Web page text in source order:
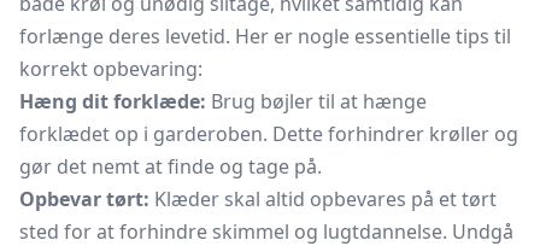
forlænge deres levetid. Her er nogle essentielle tips til
korrekt opbevaring:
Hæng dit forklæde: Brug bøjler til at hænge
forklædet op i garderoben. Dette forhindrer krøller og
gør det nemt at finde og tage på.
Opbevar tørt: Klæder skal altid opbevares på et tørt
sted for at forhindre skimmel og lugtdannelse. Undgå